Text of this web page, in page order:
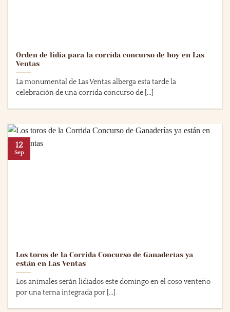
Orden de lidia para la corrida concurso de hoy en Las
Ventas
La monumental de Las Ventas alberga esta tarde la
celebración de una corrida concurso de [...]
Los toros de la Corrida Concurso de Ganaderías ya
están en Las Ventas
Los animales serán lidiados este domingo en el coso venteño
por una terna integrada por [...]
12
Sep